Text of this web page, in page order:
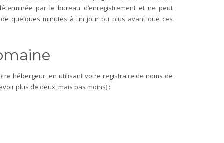
par le bureau d’enregistrement et ne peut
quelques minutes à un jour ou plus avant que ces
hébergeur, en utilisant votre registraire de noms de
plus de deux, mais pas moins) :